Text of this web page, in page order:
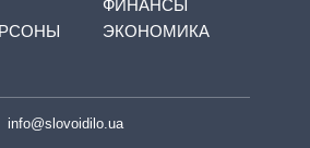
ФИНАНСЫ
ЭКОНОМИКА
info@slovoidilo.ua